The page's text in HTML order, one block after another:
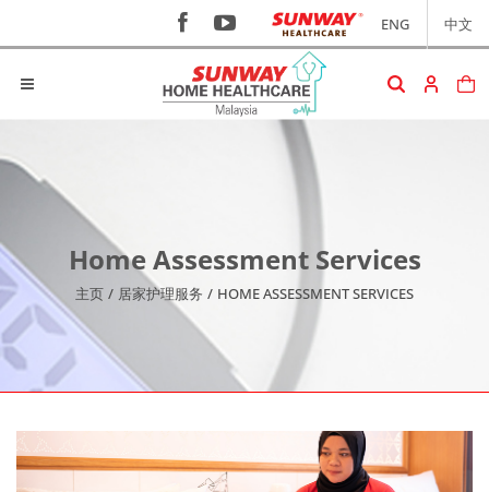
ENG 中文
Home Assessment Services
主页 / 居家护理服务 / HOME ASSESSMENT SERVICES